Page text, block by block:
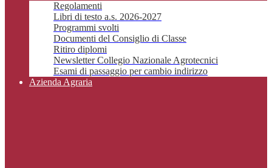
Regolamenti
Libri di testo a.s. 2026-2027
Programmi svolti
Documenti del Consiglio di Classe
Ritiro diplomi
Newsletter Collegio Nazionale Agrotecnici
Esami di passaggio per cambio indirizzo
Azienda Agraria